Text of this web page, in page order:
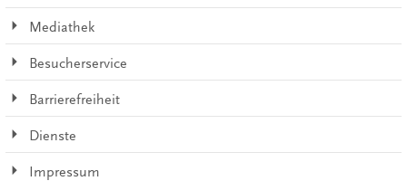
Mediathek
Besucherservice
Barrierefreiheit
Dienste
Impressum